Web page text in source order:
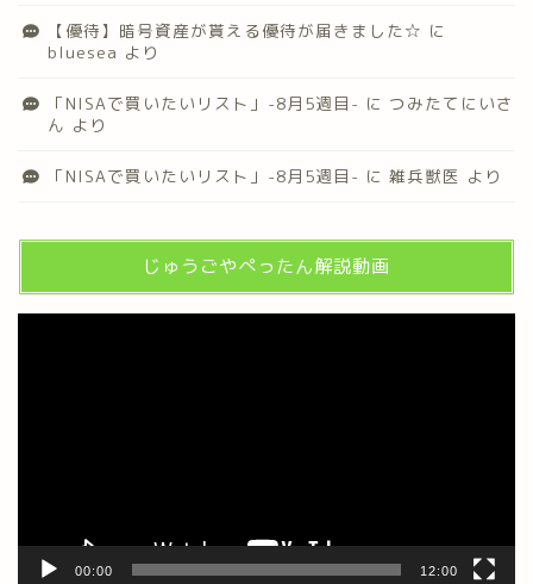
【優待】暗号資産が貰える優待が届きました☆ に
bluesea より
「NISAで買いたいリスト」-8月5週目- に つみたてにいさ
ん より
「NISAで買いたいリスト」-8月5週目- に 雑兵獣医 より
じゅうごやぺったん解説動画
00:00 12:00